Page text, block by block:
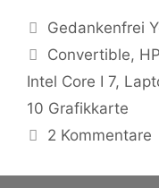
Kategorien
Gedankenfrei
Schlagwörter
Convertible, HP
Intel Core I 7,
10 Grafikkarte
2 Kommentare